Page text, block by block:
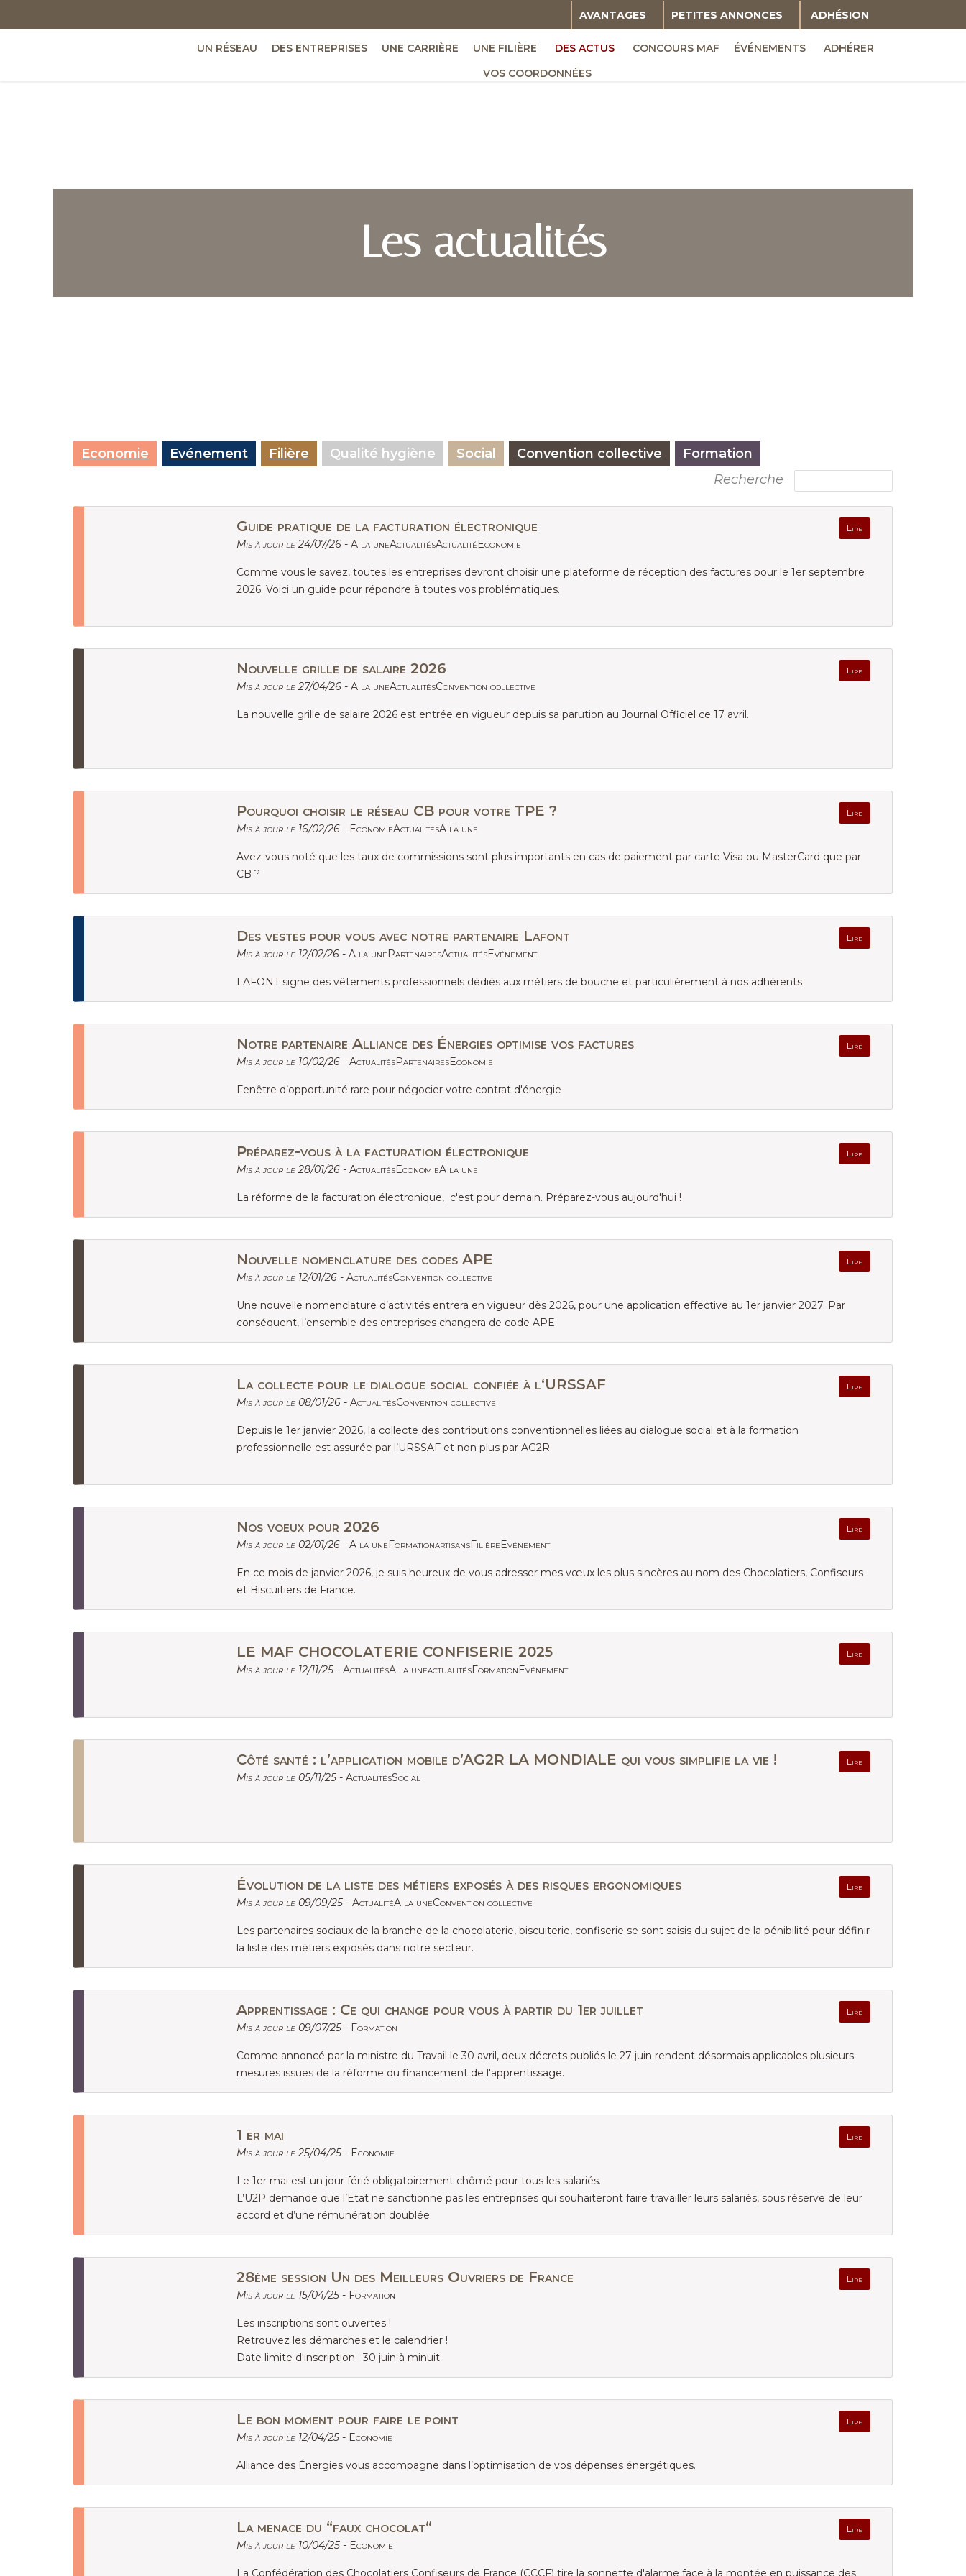
AVANTAGES PETITES ANNONCES ADHÉSION
UN RÉSEAU DES ENTREPRISES UNE CARRIÈRE UNE FILIÈRE DES ACTUS CONCOURS MAF ÉVÉNEMENTS
ADHÉRER
VOS COORDONNÉES
Les actualités
Economie Evénement Filière Qualité hygiène Social Convention collective
Formation
Recherche
Guide pratique de la facturation électronique Lire
Mis à jour le 24/07/26 -A la uneActualitésActualitéEconomie
Comme vous le savez, toutes les entreprises devront choisir une plateforme de réception des factures pour le 1er septembre
2026. Voici un guide pour répondre à toutes vos problématiques.
Nouvelle grille de salaire 2026 Lire
Mis à jour le 27/04/26 -A la uneActualitésConvention collective
La nouvelle grille de salaire 2026 est entrée en vigueur depuis sa parution au Journal Officiel ce 17 avril.
Pourquoi choisir le réseau CB pour votre TPE ? Lire
Mis à jour le 16/02/26 - EconomieActualitésA la une
Avez-vous noté que les taux de commissions sont plus importants en cas de paiement par carte Visa ou MasterCard que par
CB ?
Des vestes pour vous avec notre partenaire Lafont Lire
Mis à jour le 12/02/26 -A la unePartenairesActualitésEvénement
LAFONT signe des vêtements professionnels dédiés aux métiers de bouche et particulièrement à nos adhérents
Notre partenaire Alliance des Énergies optimise vos factures Lire
Mis à jour le 10/02/26 -ActualitésPartenairesEconomie
Fenêtre d’opportunité rare pour négocier votre contrat d'énergie
Préparez-vous à la facturation électronique Lire
Mis à jour le 28/01/26 -ActualitésEconomieA la une
La réforme de la facturation électronique, c'est pour demain. Préparez-vous aujourd'hui !
Nouvelle nomenclature des codes APE Lire
Mis à jour le 12/01/26 -ActualitésConvention collective
Une nouvelle nomenclature d’activités entrera en vigueur dès 2026, pour une application effective au 1er janvier 2027. Par
conséquent, l’ensemble des entreprises changera de code APE.
La collecte pour le dialogue social confiée à l‘URSSAF Lire
Mis à jour le 08/01/26 -ActualitésConvention collective
Depuis le 1er janvier 2026, la collecte des contributions conventionnelles liées au dialogue social et à la formation
professionnelle est assurée par l’URSSAF et non plus par AG2R.
Nos voeux pour 2026 Lire
Mis à jour le 02/01/26 -A la uneFormationartisansFilièreEvénement
En ce mois de janvier 2026, je suis heureux de vous adresser mes vœux les plus sincères au nom des Chocolatiers, Confiseurs
et Biscuitiers de France.
LE MAF CHOCOLATERIE CONFISERIE 2025 Lire
Mis à jour le 12/11/25 -ActualitésA la uneactualitésFormationEvénement
Côté santé : l’application mobile d’AG2R LA MONDIALE qui vous simplifie la vie ! Lire
Mis à jour le 05/11/25 -ActualitésSocial
Évolution de la liste des métiers exposés à des risques ergonomiques Lire
Mis à jour le 09/09/25 -ActualitéA la uneConvention collective
Les partenaires sociaux de la branche de la chocolaterie, biscuiterie, confiserie se sont saisis du sujet de la pénibilité pour définir
la liste des métiers exposés dans notre secteur.
Apprentissage : Ce qui change pour vous à partir du 1er juillet Lire
Mis à jour le 09/07/25 - Formation
Comme annoncé par la ministre du Travail le 30 avril, deux décrets publiés le 27 juin rendent désormais applicables plusieurs
mesures issues de la réforme du financement de l'apprentissage.
1 er mai Lire
Mis à jour le 25/04/25 - Economie
Le 1er mai est un jour férié obligatoirement chômé pour tous les salariés.
L’U2P demande que l’Etat ne sanctionne pas les entreprises qui souhaiteront faire travailler leurs salariés, sous réserve de leur
accord et d’une rémunération doublée.
28ème session Un des Meilleurs Ouvriers de France Lire
Mis à jour le 15/04/25 - Formation
Les inscriptions sont ouvertes !
Retrouvez les démarches et le calendrier !
Date limite d'inscription : 30 juin à minuit
Le bon moment pour faire le point Lire
Mis à jour le 12/04/25 - Economie
Alliance des Énergies vous accompagne dans l’optimisation de vos dépenses énergétiques.
La menace du “faux chocolat“ Lire
Mis à jour le 10/04/25 - Economie
La Confédération des Chocolatiers Confiseurs de France (CCCF) tire la sonnette d'alarme face à la montée en puissance des